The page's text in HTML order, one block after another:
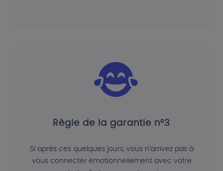
Règle de la garantie n°3
Si après ces quelques jours, vous n'arrivez pas à
vous connecter émotionnellement avec votre